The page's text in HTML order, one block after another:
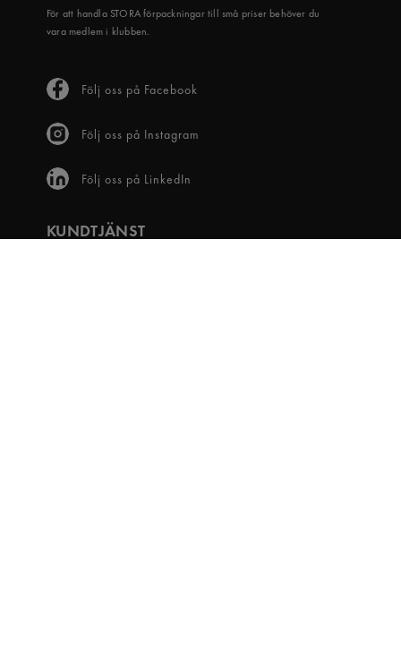
För att handla STORA förpackningar till små priser behöver du
vara medlem i klubben.
Följ oss på Facebook
Följ oss på Instagram
Följ oss på LinkedIn
KUNDTJÄNST